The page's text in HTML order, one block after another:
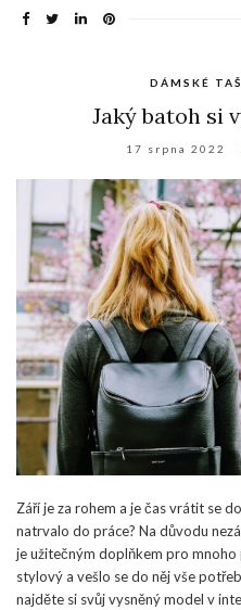
DÁMSKÉ
Jaký batoh si
17 srpna 2022
Září je za rohem a je čas vrátit se
natrvalo do práce? Na důvodu
je užitečným doplňkem pro
stylový a vešlo se do něj vše
najděte si svůj vysněný model v